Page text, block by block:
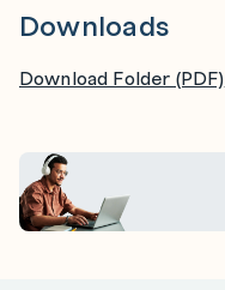
Downloads
Download Folder (PDF)